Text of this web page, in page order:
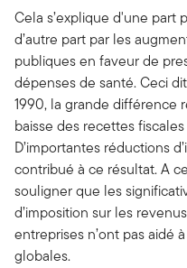
Cela s’explique d'une part
d’autre part par les
publiques en faveur de
dépenses de santé. Ceci
1990, la grande différence
baisse des recettes
D’importantes réductions
contribué à ce résultat. A
souligner que les
d’imposition sur les
entreprises n’ont pas aidé
globales.